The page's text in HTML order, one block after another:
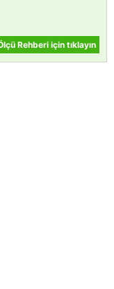
Rehberi için tıklayın